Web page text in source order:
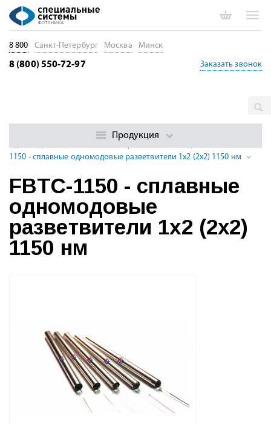
Волоконно-оптические разветвители и делители
1150 - сплавные одномодовые разветвители 1x2 (2x2) 1150 нм
FBTC-1150 - сплавные
одномодовые
разветвители 1x2 (2x2)
1150 нм
8 800 Санкт-Петербург Москва Минск
8 (800) 550-72-97 Заказать звонок
Продукция